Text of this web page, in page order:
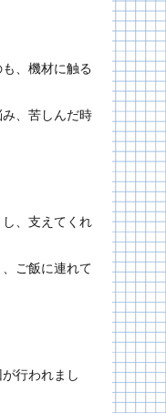
、機材に触る
、苦しんだ時
、支えてくれ
ご飯に連れて
行われまし